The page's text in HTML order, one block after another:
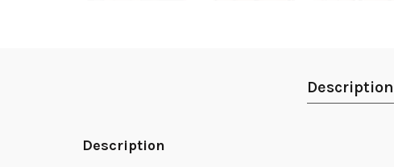
Description
Description